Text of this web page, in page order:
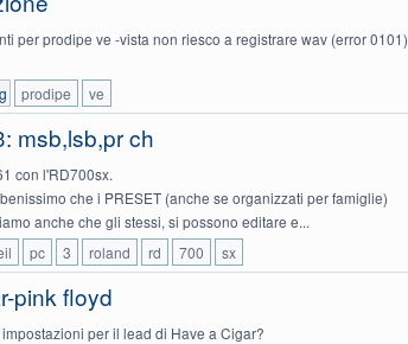
per prodipe ve -vista non riesco a registrare wav (error 0101)
prodipe ve
msb,lsb,pr ch
con l'RD700sx.
che i PRESET (anche se organizzati per famiglie)
anche che gli stessi, si possono editare e...
pc 3 roland rd 700 sx
pink floyd
per il lead di Have a Cigar?